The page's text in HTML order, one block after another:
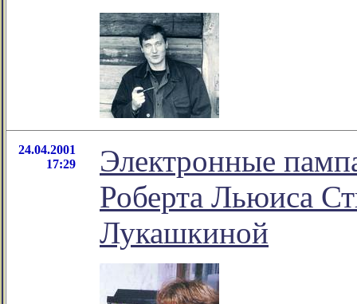
24.04.2001
17:29
Электронные
Роберта Льюиса
Лукашкиной